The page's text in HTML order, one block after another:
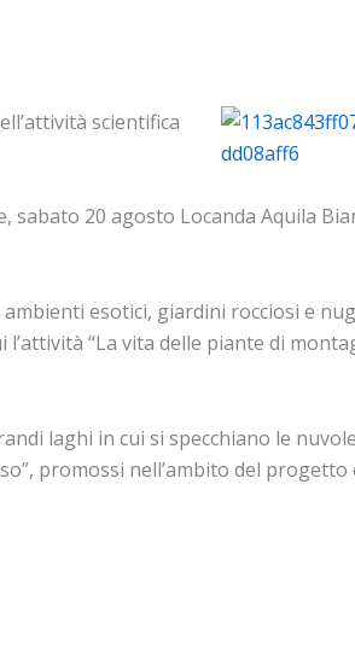
scientifica
sabato 20 agosto Locanda Aquila
esotici, giardini rocciosi e
“La vita delle piante di
laghi in cui si specchiano le
promossi nell’ambito del progetto